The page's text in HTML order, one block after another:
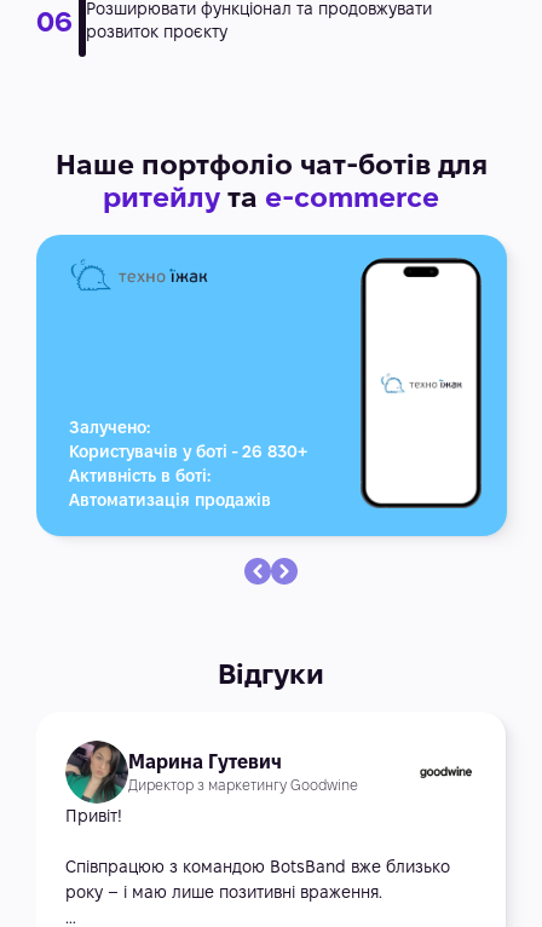
Наше портфоліо чат-ботівдля
ритейлу та e-commerce
Залучено:
Користувачів у боті - 26 830+
Активність в боті:
Автоматизація продажів
Відгуки
Марина Гутевич
Директор з маркетингу Goodwine
Привіт!
Співпрацюю з командою BotsBand вже близько
року – і маю лише позитивні враження.